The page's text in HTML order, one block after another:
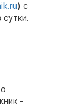
) с
-